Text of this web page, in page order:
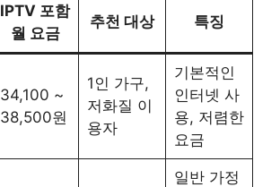
IPTV 포함
월 요금
추천 대상 특징
34,100 ~
38,500원
1인 가구,
저화질 이
용자
기본적인
인터넷 사
용, 저렴한
요금
일반 가정